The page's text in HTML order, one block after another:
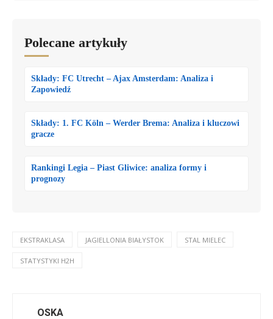
Polecane artykuły
Składy: FC Utrecht – Ajax Amsterdam: Analiza i
Zapowiedź
Składy: 1. FC Köln – Werder Brema: Analiza i kluczowi
gracze
Rankingi Legia – Piast Gliwice: analiza formy i
prognozy
EKSTRAKLASA JAGIELLONIA BIAŁYSTOK STAL MIELEC
STATYSTYKI H2H
OSKA